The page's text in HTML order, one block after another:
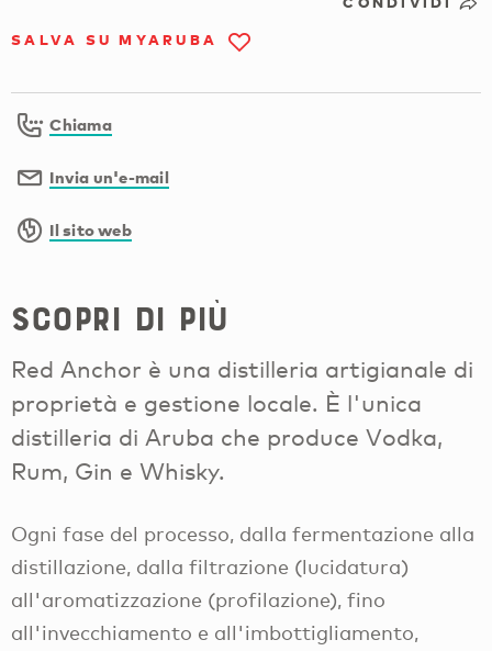
SALVA SU MYARUBA
Chiama
Invia un'e-mail
Il sito web
Scopri di più
Red Anchor è una distilleria artigianale di
proprietà e gestione locale. È l'unica
distilleria di Aruba che produce Vodka,
Rum, Gin e Whisky.
Ogni fase del processo, dalla fermentazione alla
distillazione, dalla filtrazione (lucidatura)
all'aromatizzazione (profilazione), fino
all'invecchiamento e all'imbottigliamento,